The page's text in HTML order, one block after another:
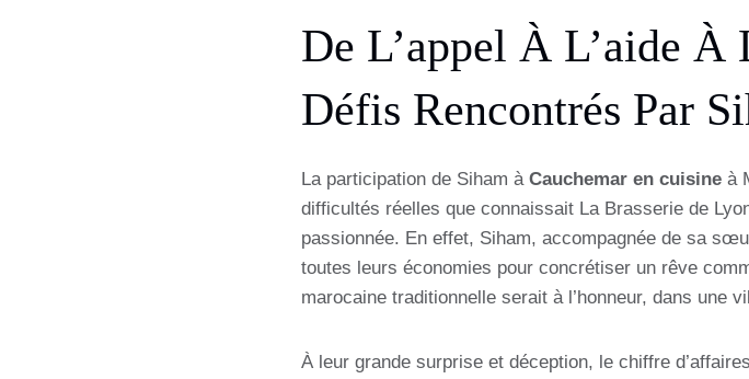
De L’appel À L’aide À
Défis Rencontrés Par
La participation de Siham à Cauchemar en cuisine à
difficultés réelles que connaissait La Brasserie de
passionnée. En effet, Siham, accompagnée de sa
toutes leurs économies pour concrétiser un rêve
marocaine traditionnelle serait à l’honneur, dans une
À leur grande surprise et déception, le chiffre